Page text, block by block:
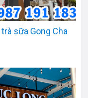
sữa Gong Cha